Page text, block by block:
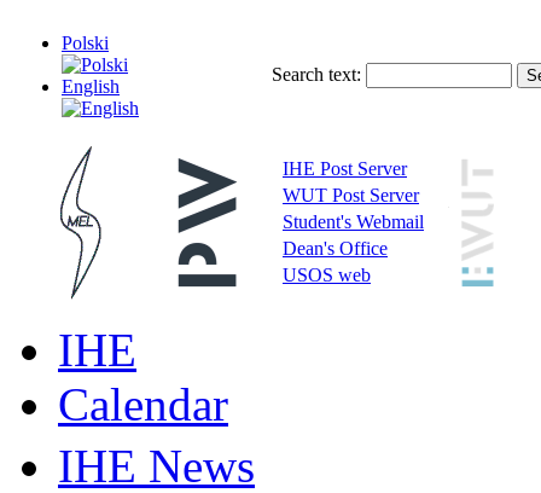
Polski
English
Search text:
IHE Post Server
WUT Post Server
Student's Webmail
Dean's Office
USOS web
IHE
Calendar
IHE News